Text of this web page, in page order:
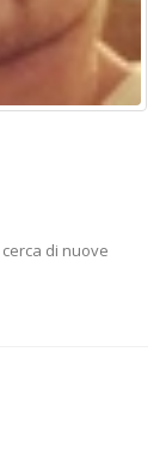
di nuove